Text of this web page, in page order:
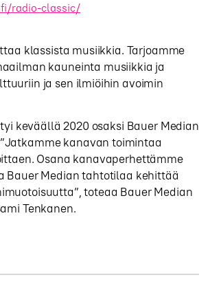
radio-classic/
klassista musiikkia. Tarjoamme
kauneinta musiikkia ja
ja sen ilmiöihin avoimin
keväällä 2020 osaksi Bauer Median
kanavan toimintaa
Osana kanavaperhettämme
Bauer Median tahtotilaa kehittää
toteaa Bauer Median
Tenkanen.